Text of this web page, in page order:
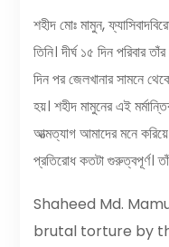
শহীদ মোঃ মামুন,
তিনি। দীর্ঘ ১৫ দিন পরিবার
দিন পর জেলখানার সামনে
হয়। শহীদ মামুনের এই
আত্মত্যাগ আমাদের মনে
প্রতিরোধ কতটা গুরুত্বপূর্ণ।
Shaheed Md.
brutal torture by